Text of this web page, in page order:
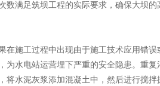
满足筑坝工程的实际要求，确保大坝
施工过程中出现由于施工技术应用错
水电站运营埋下严重的安全隐患。重
水泥灰浆添加混凝土中，然后进行搅